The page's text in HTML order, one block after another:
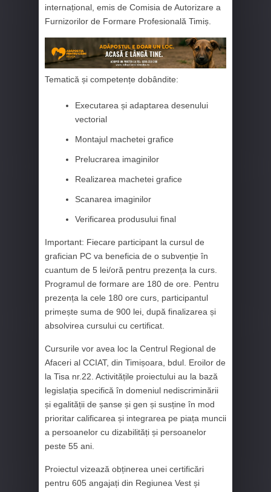
internațional, emis de Comisia de Autorizare a
Furnizorilor de Formare Profesională Timiș.
Tematică și competențe dobândite:
Executarea și adaptarea desenului
vectorial
Montajul machetei grafice
Prelucrarea imaginilor
Realizarea machetei grafice
Scanarea imaginilor
Verificarea produsului final
Important: Fiecare participant la cursul de
grafician PC va beneficia de o subvenție în
cuantum de 5 lei/oră pentru prezența la curs.
Programul de formare are 180 de ore. Pentru
prezența la cele 180 ore curs, participantul
primește suma de 900 lei, după finalizarea și
absolvirea cursului cu certificat.
Cursurile vor avea loc la Centrul Regional de
Afaceri al CCIAT, din Timișoara, bdul. Eroilor de
la Tisa nr.22. Activitățile proiectului au la bază
legislația specifică în domeniul nediscriminării
și egalității de șanse și gen și susține în mod
prioritar calificarea și integrarea pe piața muncii
a persoanelor cu dizabilități și persoanelor
peste 55 ani.
Proiectul vizează obținerea unei certificări
pentru 605 angajați din Regiunea Vest și